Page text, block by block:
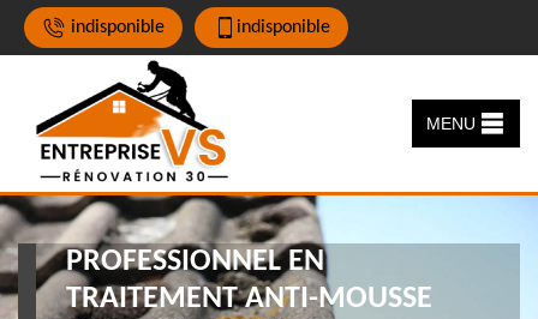
indisponible indisponible
MENU
PROFESSIONNEL EN
TRAITEMENT ANTI-MOUSSE